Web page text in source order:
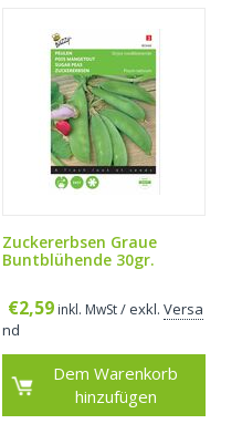
Zuckererbsen Graue
Buntblühende 30gr.
€2,59 inkl. MwSt / exkl. Versa
nd
Dem Warenkorb
hinzufügen